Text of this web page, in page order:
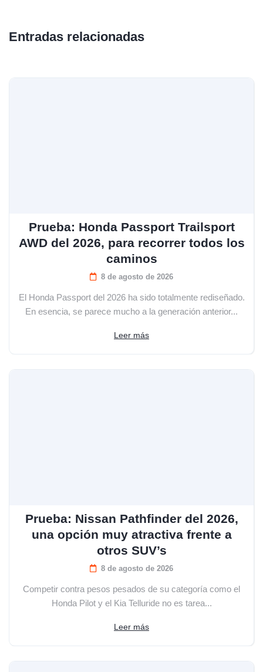
Entradas relacionadas
Prueba: Honda Passport Trailsport
AWD del 2026, para recorrer todos los
caminos
8 de agosto de 2026
El Honda Passport del 2026 ha sido totalmente rediseñado.
En esencia, se parece mucho a la generación anterior...
Leer más
Prueba: Nissan Pathfinder del 2026,
una opción muy atractiva frente a
otros SUV’s
8 de agosto de 2026
Competir contra pesos pesados de su categoría como el
Honda Pilot y el Kia Telluride no es tarea...
Leer más